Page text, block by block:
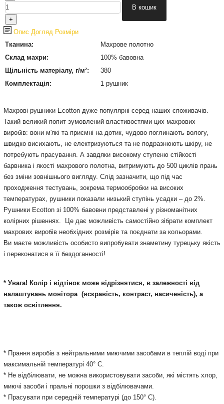
Опис Догляд Розміри
Тканина:
Махрове полотно
Склад махри:
100% бавовна
Щільність матеріалу, г/м²:
380
Комплектація:
1 рушник
Махрові рушники Ecotton дуже популярні серед наших споживачів.
Такий великий попит зумовлений властивостями цих махрових
виробів: вони м'які та приємні на дотик, чудово поглинають вологу,
швидко висихають, не електризуються та не подразнюють шкіру, не
потребують прасування. А завдяки високому ступеню стійкості
барвника і якості махрового полотна, витримують до 500 циклів прань
без зміни зовнішнього вигляду. Слід зазначити, що під час
проходження тестувань, зокрема термообробки на високих
температурах, рушники показали низький ступінь усадки – до 2%.
Рушники Ecotton зі 100% бавовни представлені у різноманітних
колірних рішеннях. Це дає можливість самостійно зібрати комплект
махрових виробів необхідних розмірів та поєднати за кольорами.
Ви маєте можливість особисто випробувати знаметину турецьку якість
і переконатися в її бездоганності!
* Увага! Колір і відтінок може відрізнятися, в залежності від
налаштувань монітора(яскравість, контраст, насиченість), а
також освітлення.
* Прання виробів з нейтральними миючими засобами в теплій воді при
максимальній температурі 40° С.
* Не відбілювати, не можна використовувати засоби, які містять хлор,
миючі засоби і пральні порошки з відбілювачами.
* Прасувати при середній температурі (до 150° С).